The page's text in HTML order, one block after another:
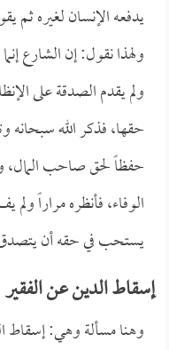
يدفعه الإنسان لغيره ثم
ولهذا نقول: إن الشارع
ولم يقدم الصدقة على
حقها، فذكر الله سبحانه
حفظاً لحق صاحب المال،
الوفاء، فأنظره مراراً
يستحب في حقه أن
إسقاط الدين عن الفقير
وهنا مسألة وهي: إسقاط